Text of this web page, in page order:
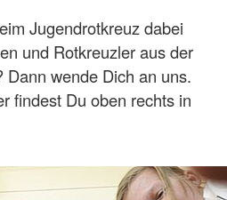
Jugendrotkreuz dabei
und Rotkreuzler aus der
Dann wende Dich an uns.
findest Du oben rechts in